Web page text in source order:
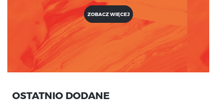
ZOBACZ WIĘCEJ
OSTATNIO DODANE